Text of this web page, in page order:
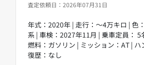
査定依頼日：2026年07月31日
年式：2020年 | 走行：～4万キロ | 色
系 | 車検：2027年11月 | 乗車定員： 5
燃料：ガソリン | ミッション：AT | ハ
復歴：なし